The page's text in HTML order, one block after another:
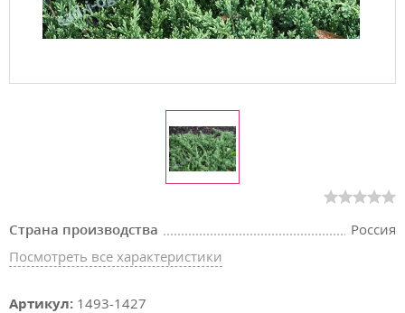
Страна производства
Россия
Посмотреть все характеристики
Артикул: 1493-1427